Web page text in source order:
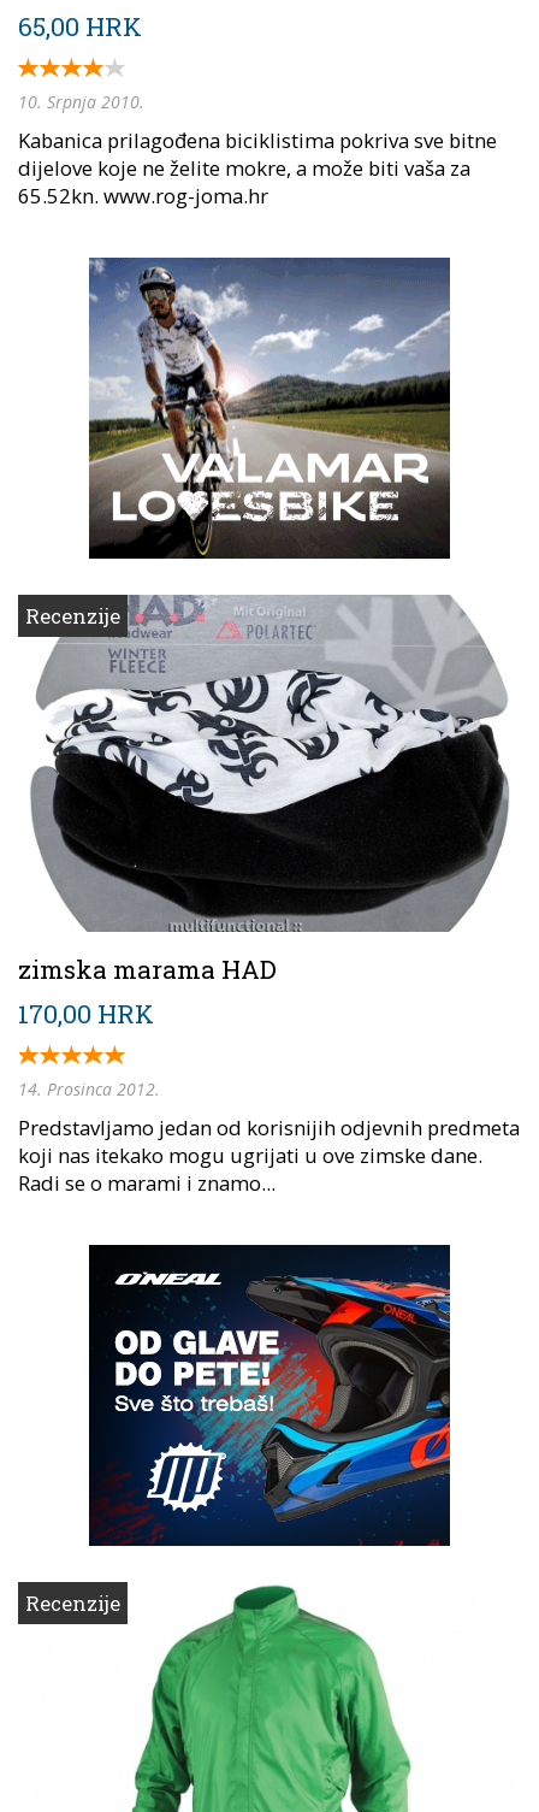
65,00 HRK
10. Srpnja 2010.
Kabanica prilagođena biciklistima pokriva sve bitne
dijelove koje ne želite mokre, a može biti vaša za
65.52kn. www.rog-joma.hr
Recenzije
zimska marama HAD
170,00 HRK
14. Prosinca 2012.
Predstavljamo jedan od korisnijih odjevnih predmeta
koji nas itekako mogu ugrijati u ove zimske dane.
Radi se o marami i znamo...
Recenzije